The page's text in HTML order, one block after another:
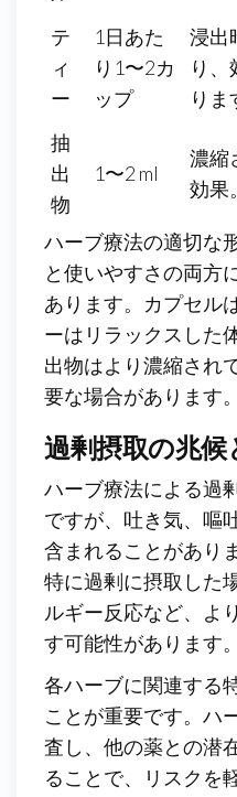
テ
ィ
ー
1日あた
り1〜2カ
ップ
浸出
り
りま
抽
出
物
1〜2 ml
濃縮
効果。
ハーブ療法の適切な
と使いやすさの両方
あります。カプセル
ーはリラックスした
出物はより濃縮され
要な場合があります。
過剰摂取の兆候
ハーブ療法による過
ですが、吐き気、嘔
含まれることがあり
特に過剰に摂取した
ルギー反応など、よ
す可能性があります。
各ハーブに関連する
ことが重要です。ハ
査し、他の薬との潜
ることで、リスクを